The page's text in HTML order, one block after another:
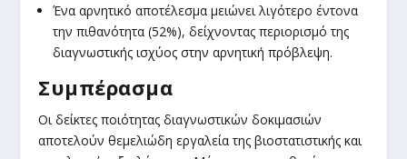
Ένα αρνητικό αποτέλεσμα μειώνει λιγότερο έντονα
την πιθανότητα (52%), δείχνοντας περιορισμό της
διαγνωστικής ισχύος στην αρνητική πρόβλεψη.
Συμπέρασμα
Οι δείκτες ποιότητας διαγνωστικών δοκιμασιών
αποτελούν θεμελιώδη εργαλεία της βιοστατιστικής και